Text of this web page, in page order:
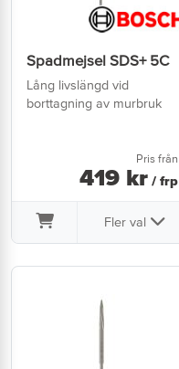
Spadmejsel SDS+ 5C
Lång livslängd vid
borttagning av murbruk
Pris från
419 kr / frp
Fler val